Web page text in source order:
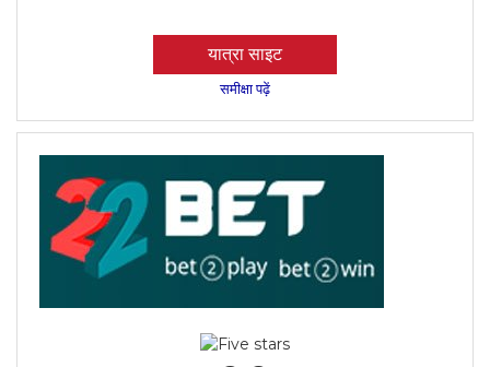
यात्रा साइट
समीक्षा पढ़ें